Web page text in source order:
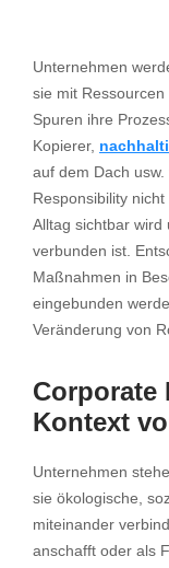
Unternehmen
sie mit
Spuren ihre
Kopierer,
auf dem Dach
Responsibility
Alltag sichtbar wird
verbunden ist.
Maßnahmen in
eingebunden
Veränderung von
Corporate
Kontext
Unternehmen
sie ökologische,
miteinander
anschafft oder als